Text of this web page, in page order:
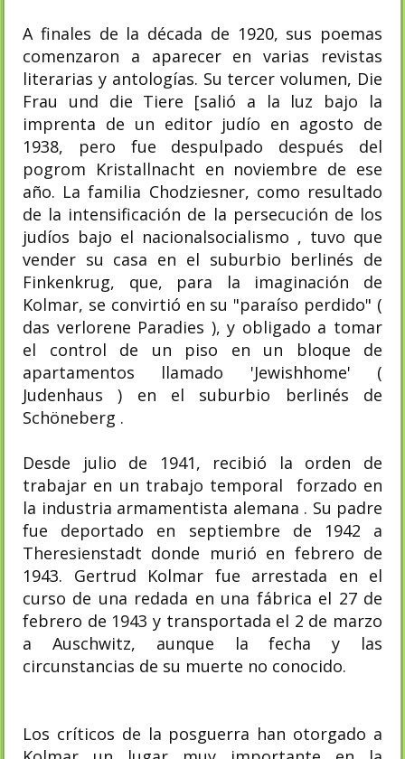
A finales de la década de 1920, sus poemas
comenzaron a aparecer en varias revistas
literarias y antologías. Su tercer volumen, Die
Frau und die Tiere [salió a la luz bajo la
imprenta de un editor judío en agosto de
1938, pero fue despulpado después del
pogrom Kristallnacht en noviembre de ese
año. La familia Chodziesner, como resultado
de la intensificación de la persecución de los
judíos bajo el nacionalsocialismo , tuvo que
vender su casa en el suburbio berlinés de
Finkenkrug, que, para la imaginación de
Kolmar, se convirtió en su "paraíso perdido" (
das verlorene Paradies ), y obligado a tomar
el control de un piso en un bloque de
apartamentos llamado 'Jewishhome' (
Judenhaus ) en el suburbio berlinés de
Schöneberg .
Desde julio de 1941, recibió la orden de
trabajar en un trabajo temporal forzado en
la industria armamentista alemana . Su padre
fue deportado en septiembre de 1942 a
Theresienstadt donde murió en febrero de
1943. Gertrud Kolmar fue arrestada en el
curso de una redada en una fábrica el 27 de
febrero de 1943 y transportada el 2 de marzo
a Auschwitz, aunque la fecha y las
circunstancias de su muerte no conocido.
Los críticos de la posguerra han otorgado a